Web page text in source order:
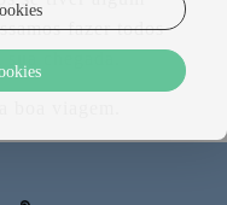
fazer todos